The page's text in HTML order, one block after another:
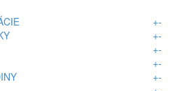
+-
+-
+-
+-
+-